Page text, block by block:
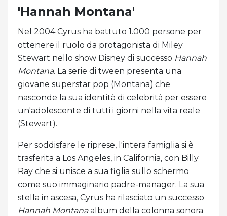
'Hannah Montana'
Nel 2004 Cyrus ha battuto 1.000 persone per
ottenere il ruolo da protagonista di Miley
Stewart nello show Disney di successo Hannah
Montana. La serie di tween presenta una
giovane superstar pop (Montana) che
nasconde la sua identità di celebrità per essere
un'adolescente di tutti i giorni nella vita reale
(Stewart).
Per soddisfare le riprese, l'intera famiglia si è
trasferita a Los Angeles, in California, con Billy
Ray che si unisce a sua figlia sullo schermo
come suo immaginario padre-manager. La sua
stella in ascesa, Cyrus ha rilasciato un successo
Hannah Montanaalbum della colonna sonora